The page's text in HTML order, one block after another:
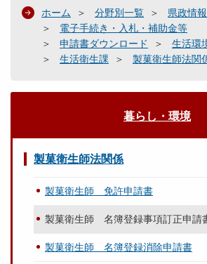
ホーム 分野別一覧
県政情報
電子手続き・入札・補助金等
申請書ダウンロード
生活環
生活衛生課
製菓衛生師法関
暮らし・環境
製菓衛生師法関係
製菓衛生師 免許申請書
製菓衛生師 名簿登録事項訂正申請
製菓衛生師 名簿登録消除申請書